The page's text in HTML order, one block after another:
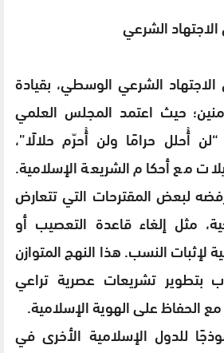
الشرعي
الاجتهاد الشرعي الوسطي، بقيادة
حيث اعتمد المجلس العلمي
أُحلل حرامًا ولن أُحرّم حلالًا”،
مع أحكام الشريعة الإسلامية.
لبعض المقترحات التي تتعارض
مثل إلغاء قاعدة التعصيب أو
لإثبات النسب. هذا النهج المتوازن
بتطوير تشريعات عصرية تراعي
مع الحفاظ على الهوية الإسلامية.
للدول الإسلامية الأخرى في